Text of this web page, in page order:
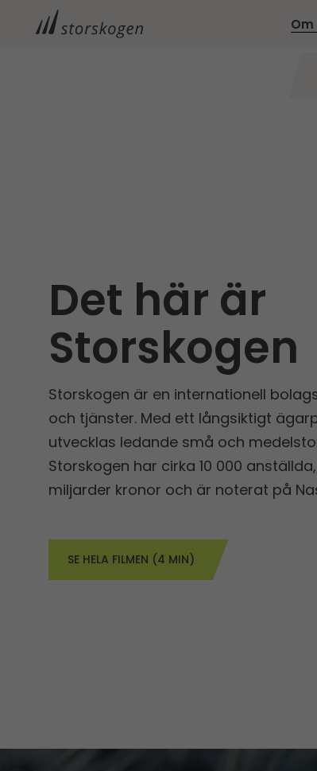
Det här är
Storskogen
Storskogen är en internationell
och tjänster. Med ett långsiktigt
utvecklas ledande små och
Storskogen har cirka 10 000
miljarder kronor och är noterat på
SE HELA FILMEN (4 MIN)